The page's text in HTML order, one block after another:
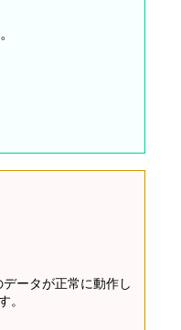
ータが正常に動作し
。